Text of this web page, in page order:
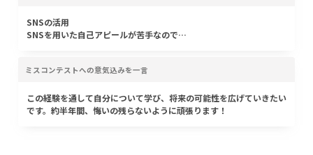
SNSの活用
SNSを用いた自己アピールが苦手なので…
ミスコンテストへの意気込みを一言
この経験を通して自分について学び、将来の可能性を広げていきたい
です。約半年間、悔いの残らないように頑張ります！